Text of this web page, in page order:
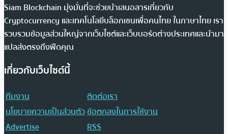
Siam Blockchain มุ่งมั่นที่จะช่วยนำเสนอสารเกี่ยวกับ
Cryptocurrency และเทคโนโลยีบล็อกเชนเพื่อคนไทย ในภาษาไทย เรา
รวบรวมข้อมูลส่วนใหญ่จากเว็บไซต์และเว็บบอร์ดต่างประเทศและนำมา
แปลส่งตรงถึงฟีดคุณ
เกี่ยวกับเว็บไซต์นี้
ทีมงาน
ติดต่อเรา
นโยบายความเป็นส่วนตัวข้อตกลงในการใช้งาน
Advertise
RSS